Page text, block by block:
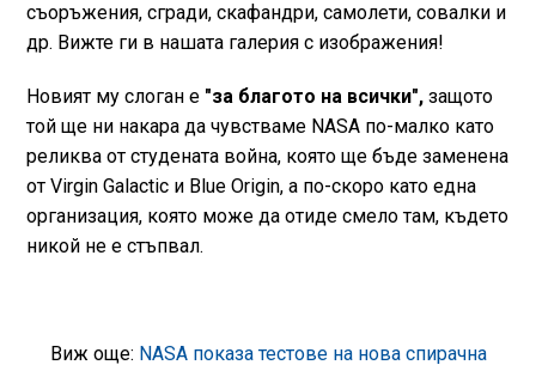
съоръжения, сгради, скафандри, самолети, сoвалки и
др. Вижте ги в нашата галерия с изображения!
Новият му слоган е "за благото на всички",защото
той ще ни накара да чувстваме NASA по-малко като
реликва от студената война, която ще бъде заменена
от Virgin Galactic и Blue Origin, а по-скоро като една
организация, която може да отиде смело там, където
никой не е стъпвал.
Виж още: NASA показа тестове на нова спирачна